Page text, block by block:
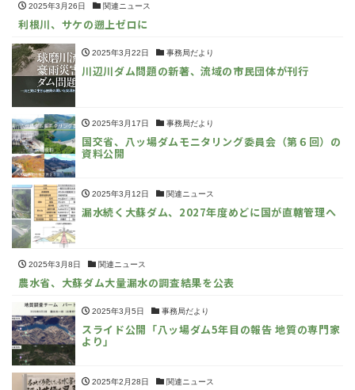
2025年3月26日 関連ニュース
利根川、サケの遡上ゼロに
2025年3月22日 事務局だより
川辺川ダム問題の新著、流域の市民団体が刊行
2025年3月17日 事務局だより
国交省、八ッ場ダムモニタリング委員会（第６回）の
資料公開
2025年3月12日 関連ニュース
漏水続く大蘇ダム、2027年度めどに国が直轄管理へ
2025年3月8日 関連ニュース
農水省、大蘇ダム大量漏水の調査結果を公表
2025年3月5日 事務局だより
スライド公開「八ッ場ダム5年目の報告 地質の専門家
より」
2025年2月28日 関連ニュース